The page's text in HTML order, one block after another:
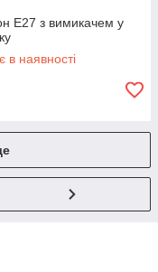
E27 з вимикачем у
в наявності